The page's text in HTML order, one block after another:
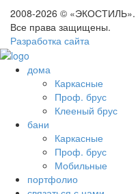
2008-2026 © «ЭКОСТИЛЬ».
Все права защищены.
Разработка сайта
дома
Каркасные
Проф. брус
Клееный брус
бани
Каркасные
Проф. брус
Мобильные
портфолио